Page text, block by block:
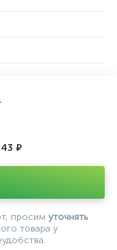
₽
просим уточнять
товара у